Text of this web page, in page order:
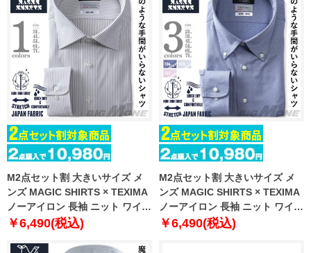
M2点セット割 大きいサイズ メ
ンズ MAGIC SHIRTS × TEXIMA
ノーアイロン 長袖 ニット ワイシ
ャツ セミワイド 吸水速乾 ストレ
229010sw
￥6,490(税込)
M2点セット割 大きいサイズ メ
ンズ MAGIC SHIRTS × TEXIMA
ノーアイロン 長袖 ニット ワイシ
ャツ ボタンダウン 吸水速乾 スト
￥6,490(税込)